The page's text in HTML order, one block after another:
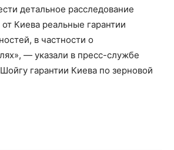
детальное расследование
Киева реальные гарантии
в частности о
— указали в пресс-службе
гарантии Киева по зерновой